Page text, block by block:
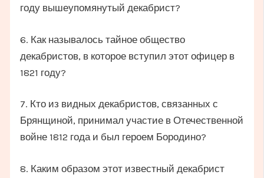
году вышеупомянутый декабрист?
6. Как называлось тайное общество
декабристов, в которое вступил этот офицер в
1821 году?
7. Кто из видных декабристов, связанных с
Брянщиной, принимал участие в Отечественной
войне 1812 года и был героем Бородино?
8. Каким образом этот известный декабрист